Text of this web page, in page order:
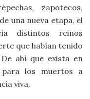
zapotecos,
una nueva etapa, el
distintos reinos
que habían tenido
ahí que exista en
los muertos a
viva.